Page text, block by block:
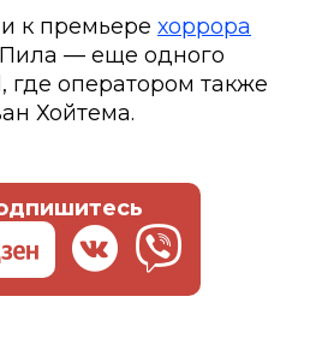
к премьере хоррора
— еще одного
где оператором также
Хойтема.